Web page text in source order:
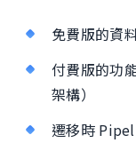
免費版的資
付費版的功
架構）
遷移時